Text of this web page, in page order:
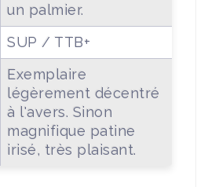
un palmier.
SUP / TTB+
Exemplaire
légèrement décentré
à l'avers. Sinon
magnifique patine
irisé, très plaisant.